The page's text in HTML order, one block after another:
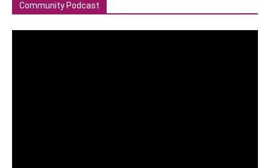
Community Podcast